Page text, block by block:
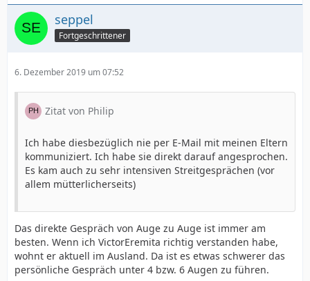
seppel
Fortgeschrittener
6. Dezember 2019 um 07:52
Zitat von Philip
Ich habe diesbezüglich nie per E-Mail mit meinen Eltern
kommuniziert. Ich habe sie direkt darauf angesprochen.
Es kam auch zu sehr intensiven Streitgesprächen (vor
allem mütterlicherseits)
Das direkte Gespräch von Auge zu Auge ist immer am
besten. Wenn ich VictorEremita richtig verstanden habe,
wohnt er aktuell im Ausland. Da ist es etwas schwerer das
persönliche Gespräch unter 4 bzw. 6 Augen zu führen.